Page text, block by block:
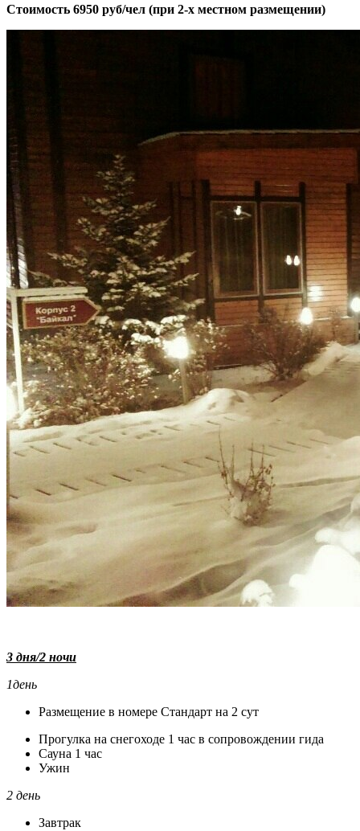
Стоимость 6950 руб/чел (при 2-х местном размещении)
3 дня/2 ночи
1день
Размещение в номере Стандарт на 2 сут
Прогулка на снегоходе 1 час в сопровождении гида
Сауна 1 час
Ужин
2 день
Завтрак